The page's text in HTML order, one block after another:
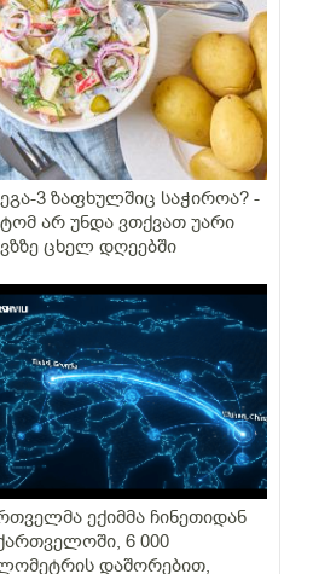
3 ზაფხულშიც საჭიროა? -
არ უნდა ვთქვათ უარი
ცხელ დღეებში
ექიმმა ჩინეთიდან
6 000
დაშორებით,